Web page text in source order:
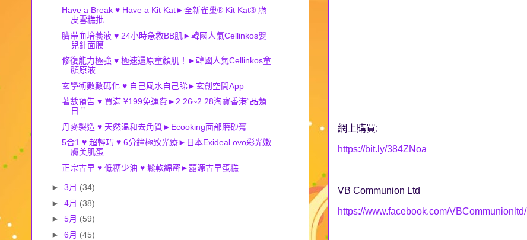
網上購買:
https://bit.ly/384ZNoa
VB Communion Ltd
https://www.facebook.com/VBCommunionltd/
Have a Break ♥ Have a Kit Kat►全新雀巢® Kit Kat® 脆
皮雪糕批
臍帶血培養液 ♥ 24小時急救BB肌►韓國人氣Cellinkos嬰
兒針面膜
修復能力極強 ♥ 極速還原童顏肌！►韓國人氣Cellinkos童
顏原液
玄學術數數碼化 ♥ 自己風水自己睇►玄創空間App
著數預告 ♥ 買滿 ¥199免運費►2.26~2.28淘寶香港“品類
日＂
丹麥製造 ♥ 天然温和去角質►Ecooking面部磨砂膏
5合1 ♥ 超輕巧 ♥ 6分鐘極致光療►日本Exideal ovo彩光嫩
膚美肌蛋
正宗古早 ♥ 低糖少油 ♥ 鬆軟綿密►囍源古早蛋糕
► 3月 (34)
► 4月 (38)
► 5月 (59)
► 6月 (45)